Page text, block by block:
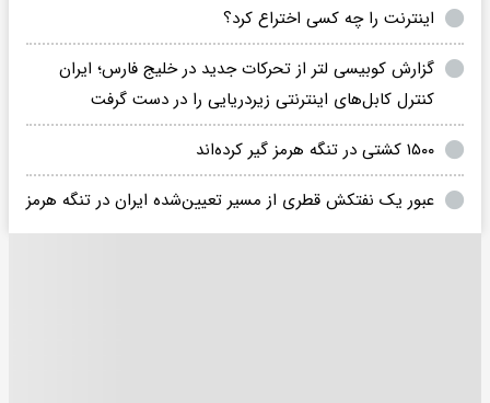
اینترنت را چه کسی اختراع کرد؟
گزارش کوبیسی لتر از تحرکات جدید در خلیج فارس؛ ایران
کنترل کابل‌های اینترنتی زیردریایی را در دست گرفت
۱۵۰۰ کشتی در تنگه هرمز گیر کرده‌اند
عبور یک نفتکش قطری از مسیر تعیین‌شده ایران در تنگه هرمز